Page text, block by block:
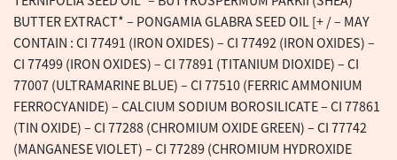
BUTTER EXTRACT* – PONGAMIA GLABRA SEED OIL [+ / – MAY
CONTAIN : CI 77491 (IRON OXIDES) – CI 77492 (IRON OXIDES) –
CI 77499 (IRON OXIDES) – CI 77891 (TITANIUM DIOXIDE) – CI
77007 (ULTRAMARINE BLUE) – CI 77510 (FERRIC AMMONIUM
FERROCYANIDE) – CALCIUM SODIUM BOROSILICATE – CI 77861
(TIN OXIDE) – CI 77288 (CHROMIUM OXIDE GREEN) – CI 77742
(MANGANESE VIOLET) – CI 77289 (CHROMIUM HYDROXIDE